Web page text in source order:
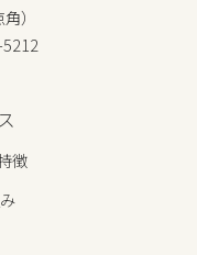
）
徴